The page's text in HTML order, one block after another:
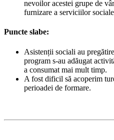
nevoilor acestei grupe de
furnizare a serviciilor
Puncte slabe:
Asistenții sociali au
program s-au adăugat
a consumat mai mult timp.
A fost dificil să acoperim
perioadei de formare.